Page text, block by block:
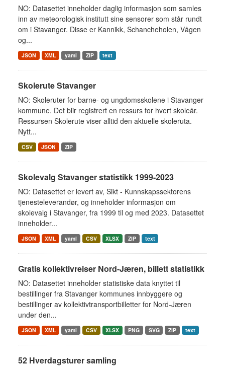
NO: Datasettet inneholder daglig informasjon som samles
inn av meteorologisk institutt sine sensorer som står rundt
om i Stavanger. Disse er Kannikk, Schancheholen, Vågen
og...
JSON XML yaml ZIP text
Skolerute Stavanger
NO: Skoleruter for barne- og ungdomsskolene i Stavanger
kommune. Det blir registrert en ressurs for hvert skoleår.
Ressursen Skolerute viser alltid den aktuelle skoleruta.
Nytt...
CSV JSON ZIP
Skolevalg Stavanger statistikk 1999-2023
NO: Datasettet er levert av, Sikt - Kunnskapssektorens
tjenesteleverandør, og inneholder informasjon om
skolevalg i Stavanger, fra 1999 til og med 2023. Datasettet
inneholder...
JSON XML yaml CSV XLSX ZIP text
Gratis kollektivreiser Nord-Jæren, billett statistikk
NO: Datasettet inneholder statistiske data knyttet til
bestillinger fra Stavanger kommunes innbyggere og
bestillinger av kollektivtransportbilletter for Nord-Jæren
under den...
JSON XML yaml CSV XLSX PNG SVG ZIP text
52 Hverdagsturer samling